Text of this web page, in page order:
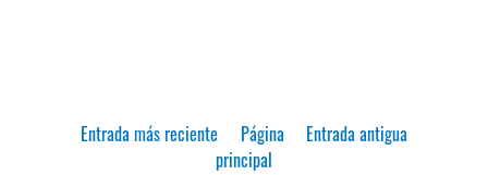
Entrada más reciente Entrada antigua
Página
principal